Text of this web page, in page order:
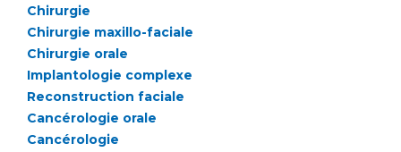
Qualité
Nos indicateurs qualité et de sécurité des soins
Liste des marchés conclus
Documents utiles
Chirurgie
Chirurgie maxillo-faciale
Chirurgie orale
Implantologie complexe
Reconstruction faciale
Cancérologie orale
Cancérologie